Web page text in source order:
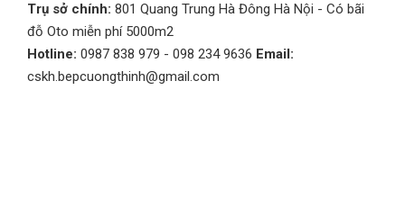
Trụ sở chính: 801 Quang Trung Hà Đông Hà Nội - Có bãi
đỗ Oto miễn phí 5000m2
Hotline: 0987 838 979 - 098 234 9636 Email:
cskh.bepcuongthinh@gmail.com